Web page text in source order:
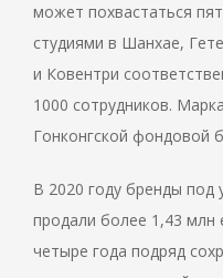
может похвастаться
студиями в Шанхае,
и Ковентри
1000 сотрудников.
Гонконгской фондовой
В 2020 году бренды под
продали более 1,43 млн
четыре года подряд